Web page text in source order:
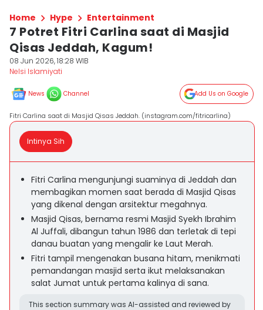
Home Hype Entertainment
7 Potret Fitri Carlina saat di Masjid
Qisas Jeddah, Kagum!
08 Jun 2026, 18:28 WIB
Nelsi Islamiyati
News Channel Add Us on Google
Fitri Carlina saat di Masjid Qisas Jeddah. (instagram.com/fitricarlina)
Intinya Sih
Fitri Carlina mengunjungi suaminya di Jeddah dan
membagikan momen saat berada di Masjid Qisas
yang dikenal dengan arsitektur megahnya.
Masjid Qisas, bernama resmi Masjid Syekh Ibrahim
Al Juffali, dibangun tahun 1986 dan terletak di tepi
danau buatan yang mengalir ke Laut Merah.
Fitri tampil mengenakan busana hitam, menikmati
pemandangan masjid serta ikut melaksanakan
salat Jumat untuk pertama kalinya di sana.
This section summary was AI-assisted and reviewed by